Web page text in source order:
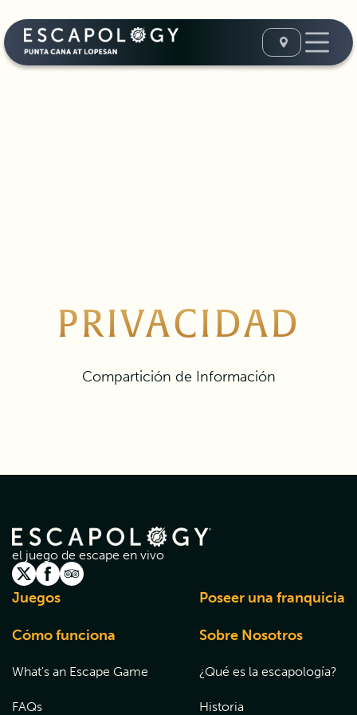
PRIVACIDAD
Compartición de Información
el juego de escape en vivo
Juegos
Cómo funciona
What's an Escape Game
FAQs
Poseer una franquicia
Sobre Nosotros
¿Qué es la escapología?
Historia